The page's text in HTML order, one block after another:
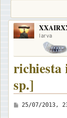
larva
richiesta
sp.]
M
25/07/2013,